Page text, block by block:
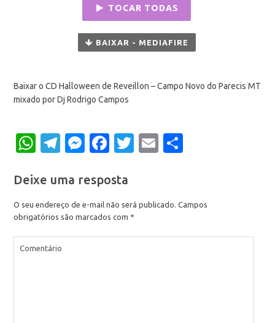
TOCAR TODAS
BAIXAR - MEDIAFIRE
Baixar o CD Halloween de Reveillon – Campo Novo do Parecis MT
mixado por Dj Rodrigo Campos
WhatsApp
Telegram
Messenger
Facebook
Twitter
Email
Deixe uma resposta
O seu endereço de e-mail não será publicado. Campos
obrigatórios são marcados com *
Comentário